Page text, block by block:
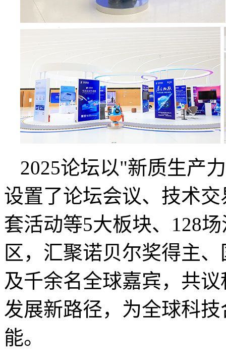
2025论坛以"新质生产
设置了论坛会议、技术
套活动等5大板块、128
区，汇聚诺贝尔奖得主
及千余名全球嘉宾，共
发展新路径，为全球科
能。